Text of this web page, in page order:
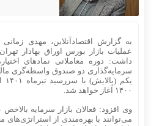
به‌ گزارش اقتصادآنلاین، مهدی
عملیات بازار بورس اوراق بهادار
داشت: دوره معاملاتی نمادهای
سرمایه‌گذاری دو صندوق واسطه‌گری
۱۴۰۰ آغاز خواهد شد.
وی افزود: فعالان بازار سرمایه
می‌توانند با بهره‌مندی از استراتژی‌های